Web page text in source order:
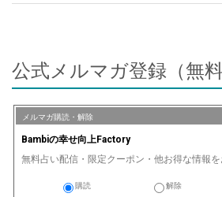
公式メルマガ登録（無料
メルマガ購読・解除
Bambiの幸せ向上Factory
無料占い配信・限定クーポン・他お得な情報を
購読 解除